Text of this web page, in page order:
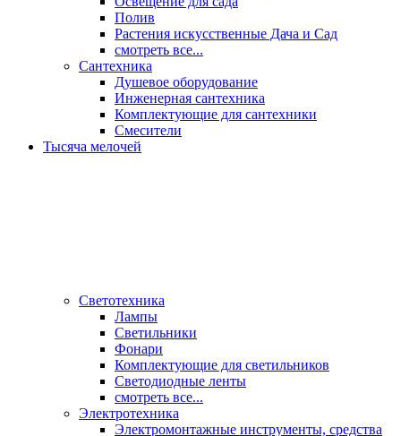
Полив
Растения искусственные Дача и Сад
смотреть все...
Сантехника
Душевое оборудование
Инженерная сантехника
Комплектующие для сантехники
Смесители
Тысяча мелочей
Светотехника
Лампы
Светильники
Фонари
Комплектующие для светильников
Светодиодные ленты
смотреть все...
Электротехника
Электромонтажные инструменты, средства